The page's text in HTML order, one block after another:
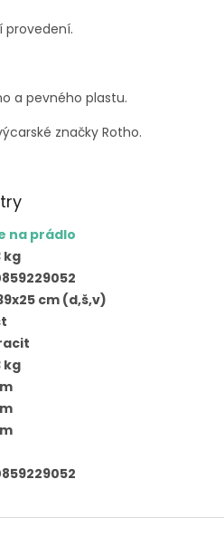
provedení.
a pevného plastu.
značky Rotho.
na prádlo
kg
cm (d,š,v)
kg